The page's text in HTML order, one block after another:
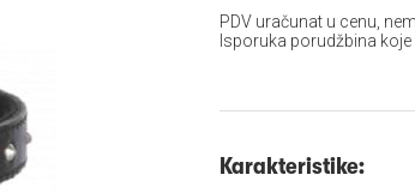
PDV uračunat u cenu,
Isporuka porudžbina
Karakteristike: